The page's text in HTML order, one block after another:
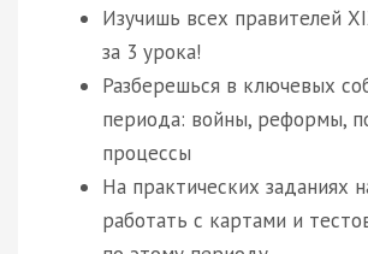
Изучишь всех правителей
за 3 урока!
Разберешься в ключевых
периода: войны, реформы,
процессы
На практических заданиях
работать с картами и